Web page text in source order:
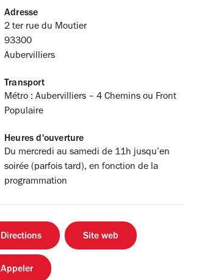
Adresse
2 ter rue du Moutier
93300
Aubervilliers
Transport
Métro : Aubervilliers – 4 Chemins ou Front
Populaire
Heures d'ouverture
Du mercredi au samedi de 11h jusqu’en
soirée (parfois tard), en fonction de la
programmation
Directions Site web
Appeler